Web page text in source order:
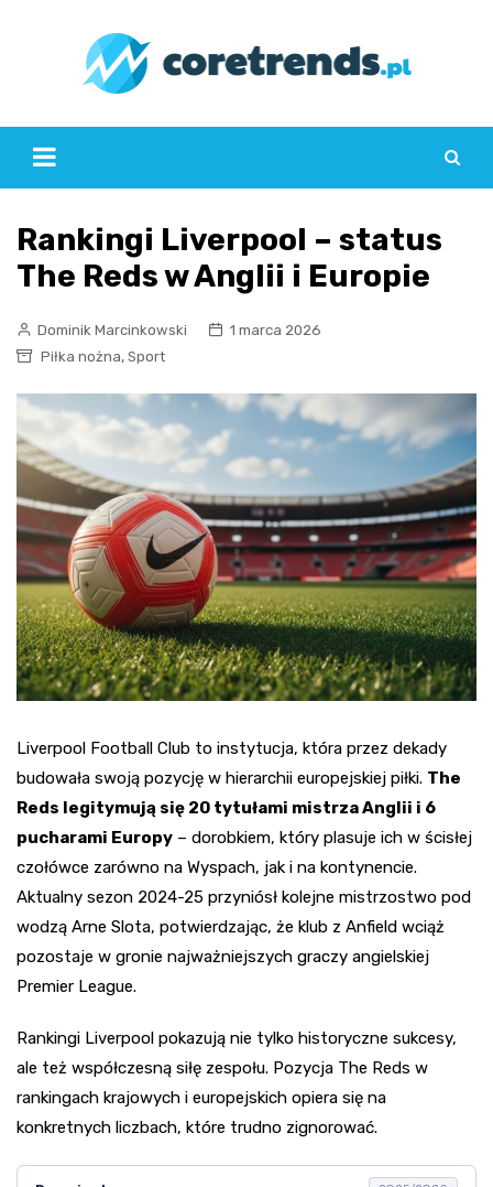
Rankingi Liverpool – status
The Reds w Anglii i Europie
Dominik Marcinkowski
1 marca 2026
Piłka nożna, Sport
Liverpool Football Club to instytucja, która przez dekady
budowała swoją pozycję w hierarchii europejskiej piłki. The
Reds legitymują się 20 tytułami mistrza Anglii i 6
pucharami Europy – dorobkiem, który plasuje ich w ścisłej
czołówce zarówno na Wyspach, jak i na kontynencie.
Aktualny sezon 2024-25 przyniósł kolejne mistrzostwo pod
wodzą Arne Slota, potwierdzając, że klub z Anfield wciąż
pozostaje w gronie najważniejszych graczy angielskiej
Premier League.
Rankingi Liverpool pokazują nie tylko historyczne sukcesy,
ale też współczesną siłę zespołu. Pozycja The Reds w
rankingach krajowych i europejskich opiera się na
konkretnych liczbach, które trudno zignorować.